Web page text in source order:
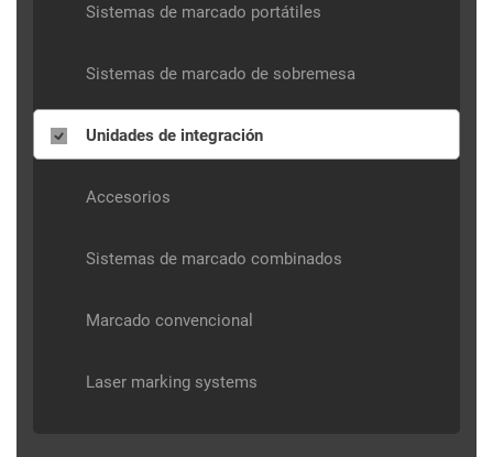
Sistemas de marcado portátiles
Sistemas de marcado de sobremesa
Unidades de integración
Accesorios
Sistemas de marcado combinados
Marcado convencional
Laser marking systems